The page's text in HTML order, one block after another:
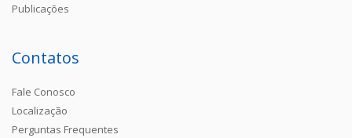
Publicações
Contatos
Fale Conosco
Localização
Perguntas Frequentes